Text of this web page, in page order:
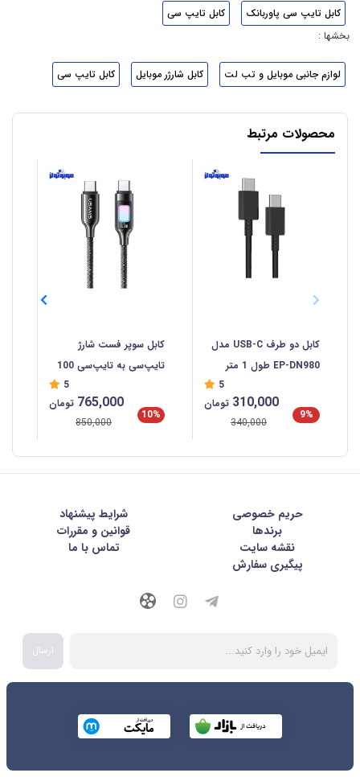
کابل تایپ سی پاوربانک
کابل تایپ سی
بخشها :
لوازم جانبی موبایل و تب لت کابل شارژر موبایل کابل تایپ سی
محصولات مرتبط
کابل دو طرف USB-C مدل
EP-DN980 طول 1 متر
5
9%
310,000 تومان
340,000
کابل سوپر فست شارژ
تایپ‌سی به تایپ‌سی 100
SJ750
5
10%
765,000 تومان
850,000
حریم خصوصی
شرايط پيشنهاد
برندها
قوانین و مقررات
نقشه سایت
تماس با ما
پیگیری سفارش
ارسال